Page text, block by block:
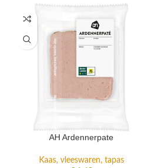
AH Ardennerpate
Kaas, vleeswaren, tapas